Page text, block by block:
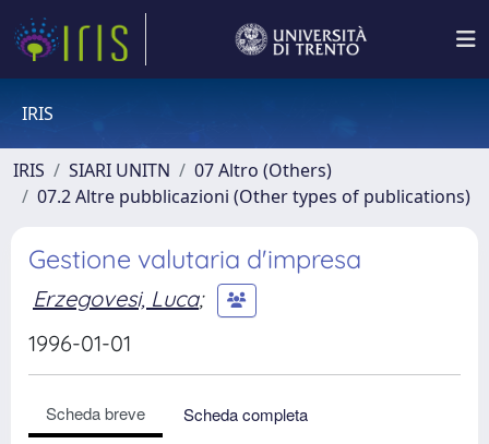
IRIS
IRIS SIARI UNITN
07 Altro (Others)
07.2 Altre pubblicazioni (Other types of publications)
Gestione valutaria d'impresa
Erzegovesi, Luca;
1996-01-01
Scheda breve
Scheda completa